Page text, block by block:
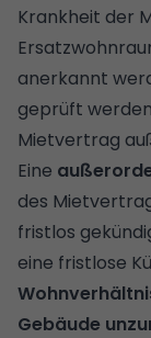
Krankheit der
anerkannt
geprüft
Mietvertrag
Eine
des
fristlos
eine fristlose
Gebäude